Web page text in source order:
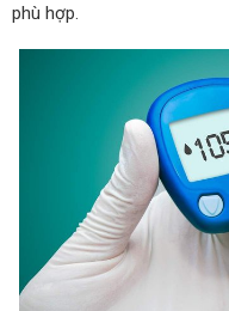
phù hợp.